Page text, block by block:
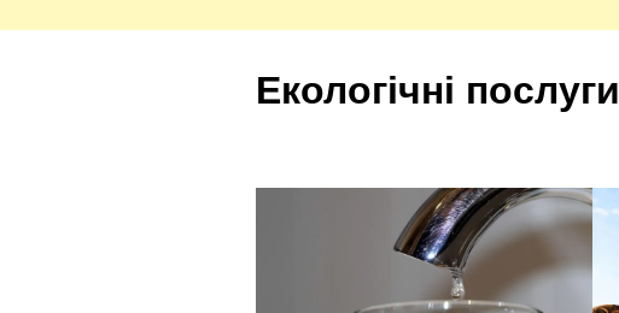
Екологічні послуги